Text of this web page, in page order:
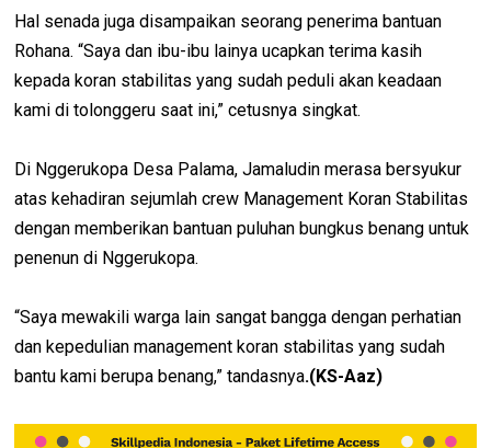
Hal senada juga disampaikan seorang penerima bantuan
Rohana. “Saya dan ibu-ibu lainya ucapkan terima kasih
kepada koran stabilitas yang sudah peduli akan keadaan
kami di tolonggeru saat ini,” cetusnya singkat.
Di Nggerukopa Desa Palama, Jamaludin merasa bersyukur
atas kehadiran sejumlah crew Management Koran Stabilitas
dengan memberikan bantuan puluhan bungkus benang untuk
penenun di Nggerukopa.
“Saya mewakili warga lain sangat bangga dengan perhatian
dan kepedulian management koran stabilitas yang sudah
bantu kami berupa benang,” tandasnya.(KS-Aaz)